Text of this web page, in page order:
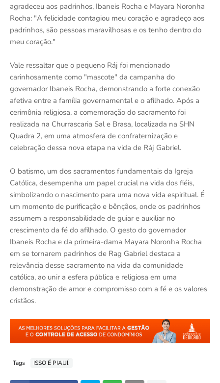
agradeceu aos padrinhos, Ibaneis Rocha e Mayara Noronha
Rocha: "A felicidade contagiou meu coração e agradeço aos
padrinhos, são pessoas maravilhosas e os tenho dentro do
meu coração."
Vale ressaltar que o pequeno Ráj foi mencionado
carinhosamente como "mascote" da campanha do
governador Ibaneis Rocha, demonstrando a forte conexão
afetiva entre a família governamental e o afilhado. Após a
cerimônia religiosa, a comemoração do sacramento foi
realizada na Churrascaria Sal e Brasa, localizada na SHN
Quadra 2, em uma atmosfera de confraternização e
celebração dessa nova etapa na vida de Ráj Gabriel.
O batismo, um dos sacramentos fundamentais da Igreja
Católica, desempenha um papel crucial na vida dos fiéis,
simbolizando o nascimento para uma nova vida espiritual. É
um momento de purificação e bênçãos, onde os padrinhos
assumem a responsabilidade de guiar e auxiliar no
crescimento da fé do afilhado. O gesto do governador
Ibaneis Rocha e da primeira-dama Mayara Noronha Rocha
em se tornarem padrinhos de Rag Gabriel destaca a
relevância desse sacramento na vida da comunidade
católica, ao unir a esfera pública e religiosa em uma
demonstração de amor e compromisso com a fé e os valores
cristãos.
Tags ISSO É PIAUÍ.